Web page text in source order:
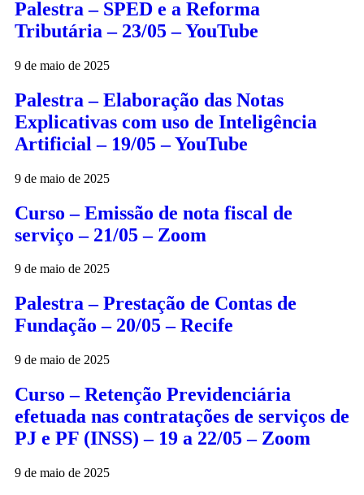
Palestra – SPED e a Reforma
Tributária – 23/05 – YouTube
9 de maio de 2025
Palestra – Elaboração das Notas
Explicativas com uso de Inteligência
Artificial – 19/05 – YouTube
9 de maio de 2025
Curso – Emissão de nota fiscal de
serviço – 21/05 – Zoom
9 de maio de 2025
Palestra – Prestação de Contas de
Fundação – 20/05 – Recife
9 de maio de 2025
Curso – Retenção Previdenciária
efetuada nas contratações de serviços de
PJ e PF (INSS) – 19 a 22/05 – Zoom
9 de maio de 2025